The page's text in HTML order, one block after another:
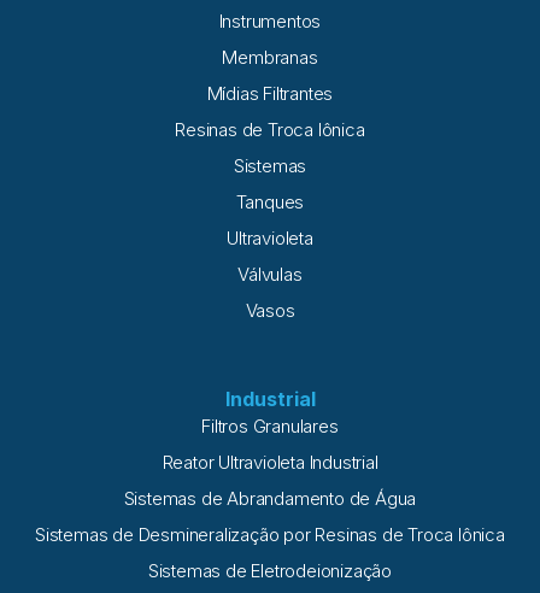
apresentaram reações hemolíticas compatíveis a sintomas
Instrumentos
Membranas
Mídias Filtrantes
Resinas de Troca Iônica
Sistemas
Tanques
Ultravioleta
Válvulas
Vasos
Industrial
Filtros Granulares
Reator Ultravioleta Industrial
Sistemas de Abrandamento de Água
Sistemas de Desmineralização por Resinas de Troca Iônica
Sistemas de Eletrodeionização